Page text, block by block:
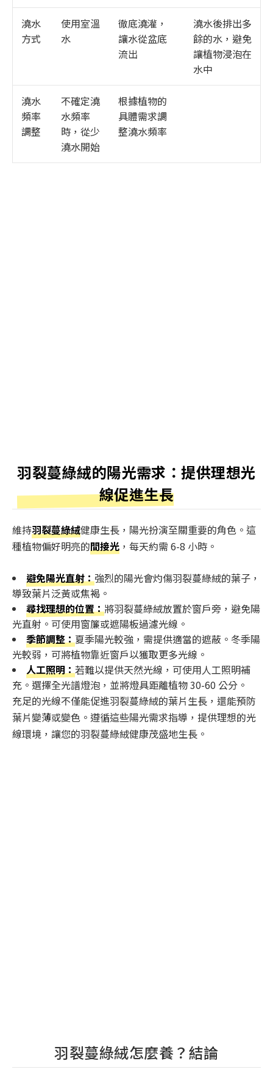
澆水
方式
使用室溫
水
徹底澆灌，
讓水從盆底
流出
澆水後排出多
餘的水，避免
讓植物浸泡在
水中
澆水
頻率
調整
不確定澆
水頻率
時，從少
澆水開始
根據植物的
具體需求調
整澆水頻率
羽裂蔓綠絨的陽光需求：提供理想光
線促進生長
維持羽裂蔓綠絨健康生長，陽光扮演至關重要的角色。這
種植物偏好明亮的間接光 ，每天約需 6-8 小時。
避免陽光直射：強烈的陽光會灼傷羽裂蔓綠絨的葉子，
導致葉片泛黃或焦褐。
尋找理想的位置：將羽裂蔓綠絨放置於窗戶旁，避免陽
光直射。可使用窗簾或遮陽板過濾光線。
季節調整：夏季陽光較強，需提供適當的遮蔽。冬季陽
光較弱，可將植物靠近窗戶以獲取更多光線。
人工照明：若難以提供天然光線，可使用人工照明補
充。選擇全光譜燈泡，並將燈具距離植物 30-60 公分。
充足的光線不僅能促進羽裂蔓綠絨的葉片生長，還能預防
葉片變薄或變色。遵循這些陽光需求指導，提供理想的光
線環境，讓您的羽裂蔓綠絨健康茂盛地生長。
羽裂蔓綠絨怎麼養？結論